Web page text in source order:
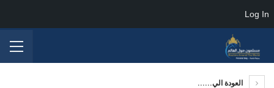
العودة الي......
Log In